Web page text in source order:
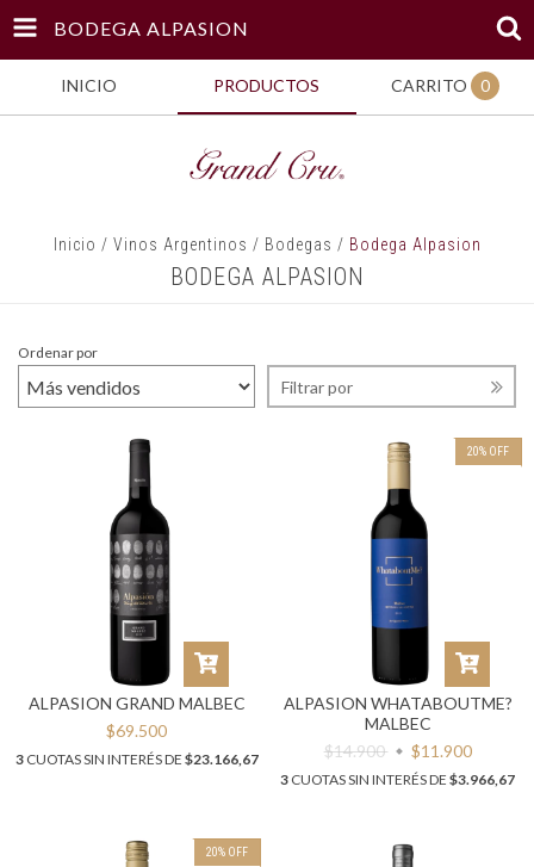
BODEGA ALPASION
INICIO PRODUCTOS CARRITO 0
Inicio / Vinos Argentinos / Bodegas / Bodega Alpasion
BODEGA ALPASION
Ordenar por
Filtrar por
ALPASION GRAND MALBEC
$69.500
3CUOTAS SIN INTERÉS DE $23.166,67
20% OFF
ALPASION WHATABOUTME?
MALBEC
$14.900
$11.900
3 CUOTAS SIN INTERÉS DE $3.966,67
20% OFF